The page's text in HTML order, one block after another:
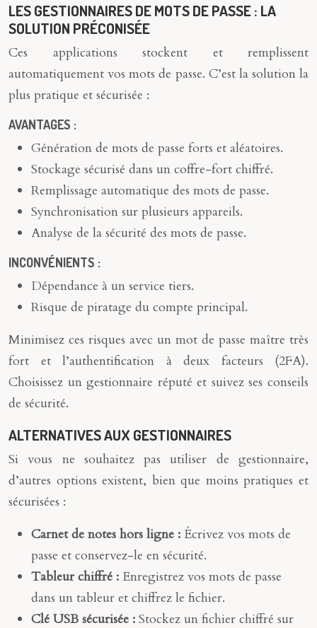
LES GESTIONNAIRES DE MOTS DE PASSE : LA
SOLUTION PRÉCONISÉE
Ces applications stockent et remplissent
automatiquement vos mots de passe. C’est la solution la
plus pratique et sécurisée :
AVANTAGES :
Génération de mots de passe forts et aléatoires.
Stockage sécurisé dans un coffre-fort chiffré.
Remplissage automatique des mots de passe.
Synchronisation sur plusieurs appareils.
Analyse de la sécurité des mots de passe.
INCONVÉNIENTS :
Dépendance à un service tiers.
Risque de piratage du compte principal.
Minimisez ces risques avec un mot de passe maître très
fort et l’authentification à deux facteurs (2FA).
Choisissez un gestionnaire réputé et suivez ses conseils
de sécurité.
ALTERNATIVES AUX GESTIONNAIRES
Si vous ne souhaitez pas utiliser de gestionnaire,
d’autres options existent, bien que moins pratiques et
sécurisées :
Carnet de notes hors ligne : Écrivez vos mots de
passe et conservez-le en sécurité.
Tableur chiffré : Enregistrez vos mots de passe
dans un tableur et chiffrez le fichier.
Clé USB sécurisée : Stockez un fichier chiffré sur